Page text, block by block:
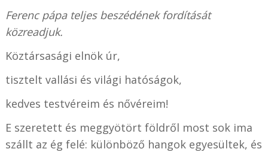
Ferenc pápa teljes beszédének fordítását
közreadjuk.
Köztársasági elnök úr,
tisztelt vallási és világi hatóságok,
kedves testvéreim és nővéreim!
E szeretett és meggyötört földről most sok ima
szállt az ég felé: különböző hangok egyesültek, és